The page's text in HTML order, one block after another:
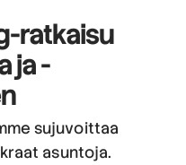
ratkaisu
ja -
sujuvoittaa
asuntoja.